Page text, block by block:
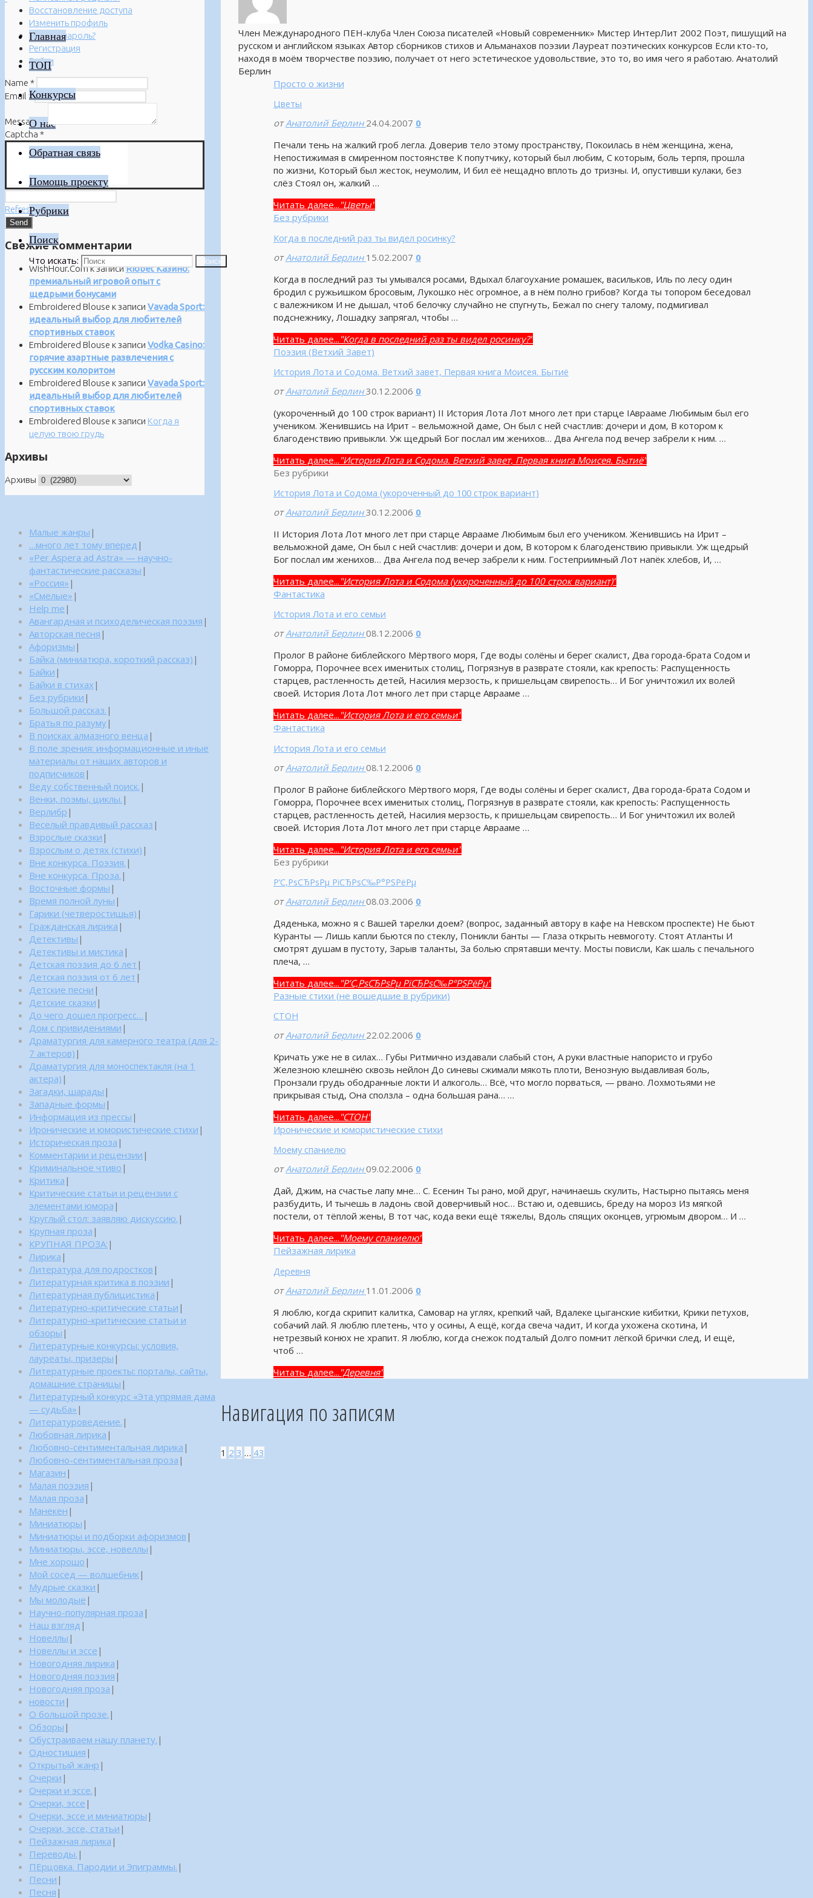
Главная
ТОП
Конкурсы
О нас
Обратная связь
Помощь проекту
Рубрики
Поиск
Что искать: Поиск
Член Международного ПЕН-клуба Член Союза писателей «Новый современник» Мистер ИнтерЛит 2002 Поэт, пишущий на
русском и английском языках Автор сборников стихов и Альманахов поэзии Лауреат поэтических конкурсов Если кто-то,
находя в моём творчестве поэзию, получает от него эстетическое удовольствие, это то, во имя чего я работаю. Анатолий
Берлин
Просто о жизни
Цветы
от Анатолий Берлин 24.04.2007 0
Печали тень на жалкий гроб легла. Доверив тело этому пространству, Покоилась в нём женщина, жена,
Непостижимая в смиренном постоянстве К попутчику, который был любим, С которым, боль терпя, прошла
по жизни, Который был жесток, неумолим, И бил её нещадно вплоть до тризны. И, опустивши кулаки, без
слёз Стоял он, жалкий …
Читать далее... "Цветы"
Без рубрики
Когда в последний раз ты видел росинку?
от Анатолий Берлин 15.02.2007 0
Когда в последний раз ты умывался росами, Вдыхал благоухание ромашек, васильков, Иль по лесу один
бродил с ружьишком бросовым, Лукошко нёс огромное, а в нём полно грибов? Когда ты топором беседовал
с валежником И не дышал, чтоб белочку случайно не спугнуть, Бежал по снегу талому, подмигивал
подснежнику, Лошадку запрягал, чтобы …
Читать далее... "Когда в последний раз ты видел росинку?"
Поэзия (Ветхий Завет)
История Лота и Содома. Ветхий завет, Первая книга Моисея. Бытиё
от Анатолий Берлин 30.12.2006 0
(укороченный до 100 строк вариант) II История Лота Лот много лет при старце IАврааме Любимым был его
учеником. Женившись на Ирит – вельможной даме, Он был с ней счастлив: дочери и дом, В котором к
благоденствию привыкли. Уж щедрый Бог послал им женихов… Два Ангела под вечер забрели к ним. …
Читать далее... "История Лота и Содома. Ветхий завет, Первая книга Моисея. Бытиё"
Без рубрики
История Лота и Содома (укороченный до 100 строк вариант)
от Анатолий Берлин 30.12.2006 0
II История Лота Лот много лет при старце Аврааме Любимым был его учеником. Женившись на Ирит –
вельможной даме, Он был с ней счастлив: дочери и дом, В котором к благоденствию привыкли. Уж щедрый
Бог послал им женихов… Два Ангела под вечер забрели к ним. Гостеприимный Лот напёк хлебов, И, …
Читать далее... "История Лота и Содома (укороченный до 100 строк вариант)"
Фантастика
История Лота и его семьи
от Анатолий Берлин 08.12.2006 0
Пролог В районе библейского Мёртвого моря, Где воды солёны и берег скалист, Два города-брата Содом и
Гоморра, Порочнее всех именитых столиц, Погрязнув в разврате стояли, как крепость: Распущенность
старцев, растленность детей, Насилия мерзость, к пришельцам свирепость… И Бог уничтожил их волей
своей. История Лота Лот много лет при старце Аврааме …
Читать далее... "История Лота и его семьи"
Фантастика
История Лота и его семьи
от Анатолий Берлин 08.12.2006 0
Пролог В районе библейского Мёртвого моря, Где воды солёны и берег скалист, Два города-брата Содом и
Гоморра, Порочнее всех именитых столиц, Погрязнув в разврате стояли, как крепость: Распущенность
старцев, растленность детей, Насилия мерзость, к пришельцам свирепость… И Бог уничтожил их волей
своей. История Лота Лот много лет при старце Аврааме …
Читать далее... "История Лота и его семьи"
Без рубрики
Р’С‚РѕСЂРѕРµ РїСЂРѕС‰Р°РЅРёРµ
от Анатолий Берлин 08.03.2006 0
Дяденька, можно я с Вашей тарелки доем? (вопрос, заданный автору в кафе на Невском проспекте) Не бьют
Куранты — Лишь капли бьются по стеклу, Поникли банты — Глаза открыть невмоготу. Стоят Атланты И
смотрят душам в пустоту, Зарыв таланты, За болью спрятавши мечту. Мосты повисли, Как шаль с печального
плеча, …
Читать далее... "Р’С‚РѕСЂРѕРµ РїСЂРѕС‰Р°РЅРёРµ"
Разные стихи (не вошедшие в рубрики)
СТОН
от Анатолий Берлин 22.02.2006 0
Кричать уже не в силах… Губы Ритмично издавали слабый стон, А руки властные напористо и грубо
Железною клешнёю сквозь нейлон До синевы сжимали мякоть плоти, Венозную выдавливая боль,
Пронзали грудь ободранные локти И алкоголь… Всё, что могло порваться, — рвано. Лохмотьями не
прикрывая стыд, Она сползла – одна большая рана… …
Читать далее... "СТОН"
Иронические и юмористические стихи
Моему спаниелю
от Анатолий Берлин 09.02.2006 0
Дай, Джим, на счастье лапу мне… С. Есенин Ты рано, мой друг, начинаешь скулить, Настырно пытаясь меня
разбудить, И тычешь в ладонь свой доверчивый нос… Встаю и, одевшись, бреду на мороз Из мягкой
постели, от тёплой жены, В тот час, кода веки ещё тяжелы, Вдоль спящих оконцев, угрюмым двором… И …
Читать далее... "Моему спаниелю"
Пейзажная лирика
Деревня
от Анатолий Берлин 11.01.2006 0
Я люблю, когда скрипит калитка, Самовар на углях, крепкий чай, Вдалеке цыганские кибитки, Крики петухов,
собачий лай. Я люблю плетень, что у осины, А ещё, когда свеча чадит, И когда ухожена скотина, И
нетрезвый конюх не храпит. Я люблю, когда снежок подталый Долго помнит лёгкой брички след, И ещё,
чтоб …
Читать далее... "Деревня"
Навигация по записям
1 2 3 … 43
Восстановление доступа
Изменить профиль
Забыли пароль?
Регистрация
Войти
Name *
Email *
Message*
Captcha *
Refresh
Свежие комментарии
WishHour.Comк записиRiobet Казино:
премиальный игровой опыт с
щедрыми бонусами
Embroidered Blouse к записи Vavada Sport:
идеальный выбор для любителей
спортивных ставок
Embroidered Blouse к записи Vodka Casino:
горячие азартные развлечения с
русским колоритом
Embroidered Blouse к записи Vavada Sport:
идеальный выбор для любителей
спортивных ставок
Embroidered Blouse к записи Когда я
целую твою грудь
Архивы
Архивы
Малые жанры |
…много лет тому вперед |
«Per Aspera ad Astra» — научно-
фантастические рассказы |
«Россия» |
«Смелые» |
Help me |
Авангардная и психоделическая поэзия |
Авторская песня |
Афоризмы |
Байка (миниатюра, короткий рассказ) |
Байки |
Байки в стихах |
Без рубрики |
Большой рассказ. |
Братья по разуму|
В поисках алмазного венца |
В поле зрения: информационные и иные
материалы от наших авторов и
подписчиков |
Веду собственный поиск. |
Венки, поэмы, циклы. |
Верлибр |
Веселый правдивый рассказ |
Взрослые сказки |
Взрослым о детях (стихи) |
Вне конкурса. Поэзия. |
Вне конкурса. Проза. |
Восточные формы |
Время полной луны |
Гарики (четверостишья) |
Гражданская лирика |
Детективы |
Детективы и мистика |
Детская поэзия до 6 лет |
Детская поэзия от 6 лет |
Детские песни |
Детские сказки |
До чего дошел прогресс… |
Дом с привидениями |
Драматургия для камерного театра (для 2-
7 актеров) |
Драматургия для моноспектакля (на 1
актера) |
Загадки, шарады |
Западные формы |
Информация из прессы |
Иронические и юмористические стихи |
Историческая проза |
Комментарии и рецензии |
Криминальное чтиво |
Критика |
Критические статьи и рецензии с
элементами юмора |
Круглый стол: заявляю дискуссию. |
Крупная проза |
КРУПНАЯ ПРОЗА: |
Лирика |
Литература для подростков |
Литературная критика в поэзии |
Литературная публицистика |
Литературно-критические статьи |
Литературно-критические статьи и
обзоры |
Литературные конкурсы: условия,
лауреаты, призеры |
Литературные проекты: порталы, сайты,
домашние страницы |
Литературный конкурс «Эта упрямая дама
— судьба» |
Литературоведение. |
Любовная лирика |
Любовно-сентиментальная лирика |
Любовно-сентиментальная проза |
Магазин |
Малая поэзия |
Малая проза |
Манекен |
Миниатюры |
Миниатюры и подборки афоризмов |
Миниатюры, эссе, новеллы |
Мне хорошо |
Мой сосед — волшебник|
Мудрые сказки |
Мы молодые |
Научно-популярная проза |
Наш взгляд |
Новеллы |
Новеллы и эссе |
Новогодняя лирика |
Новогодняя поэзия |
Новогодняя проза |
новости |
О большой прозе. |
Обзоры |
Обустраиваем нашу планету. |
Одностишия |
Открытый жанр |
Очерки |
Очерки и эссе. |
Очерки, эссе |
Очерки, эссе и миниатюры |
Очерки, эссе, статьи |
Пейзажная лирика |
Переводы. |
ПЕрцовка. Пародии и Эпиграммы. |
Песни |
Песня |